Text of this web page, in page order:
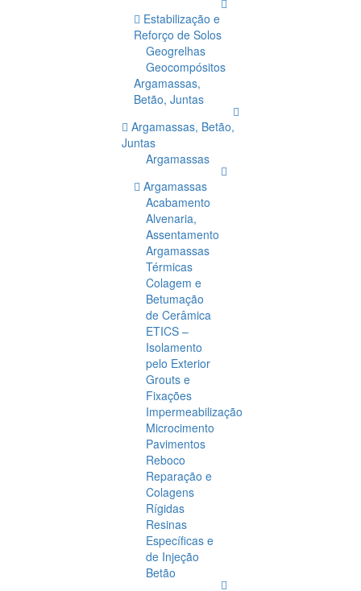
Estabilização e
Reforço de Solos
Geogrelhas
Geocompósitos
Argamassas,
Betão, Juntas
Argamassas, Betão,
Juntas
Argamassas
Argamassas
Acabamento
Alvenaria,
Assentamento
Argamassas
Térmicas
Colagem e
Betumação
de Cerâmica
ETICS –
Isolamento
pelo Exterior
Grouts e
Fixações
Impermeabilização
Microcimento
Pavimentos
Reboco
Reparação e
Colagens
Rígidas
Resinas
Específicas e
de Injeção
Betão